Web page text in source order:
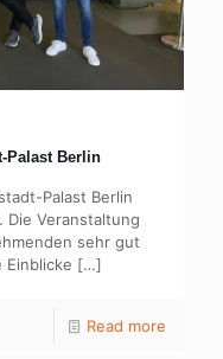
Palast Berlin
Palast Berlin
Veranstaltung
sehr gut
Einblicke […]
Read more